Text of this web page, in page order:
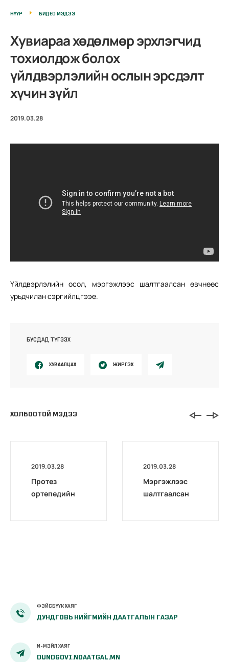
НҮҮР ВИДЕО МЭДЭЭ
Хувиараа хөдөлмөр эрхлэгчид
тохиолдож болох
үйлдвэрлэлийн ослын эрсдэлт
хүчин зүйл
2019.03.28
Үйлдвэрлэлийн осол, мэргэжлээс шалтгаалсан өвчнөөс
урьдчилан сэргийлцгээе.
БУСДАД ТҮГЭЭХ
ХУВААЛЦАХ ЖИРГЭХ
ХОЛБООТОЙ МЭДЭЭ
2019.03.28
Протез
ортепедийн
2019.03.28
Мэргэжлээс
шалтгаалсан
ФЭЙСБҮҮК ХАЯГ
ДУНДГОВЬ НИЙГМИЙН ДААТГАЛЫН ГАЗАР
И-МЭЙЛ ХАЯГ
DUNDGOVI.NDAATGAL.MN